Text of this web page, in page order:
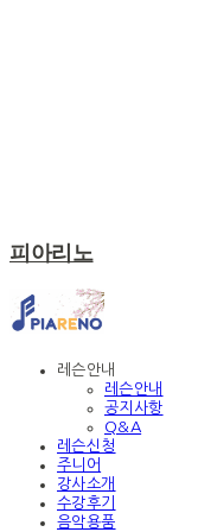
피아리노
레슨안내
레슨안내
공지사항
Q&A
레슨신청
주니어
강사소개
수강후기
음악용품